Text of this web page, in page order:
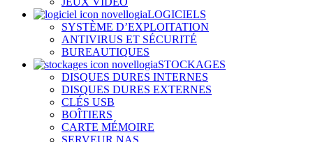
LOGICIELS
SYSTÈME D’EXPLOITATION
ANTIVIRUS ET SÉCURITÉ
BUREAUTIQUES
STOCKAGES
DISQUES DURES INTERNES
DISQUES DURES EXTERNES
CLÉS USB
BOÎTIERS
CARTE MÉMOIRE